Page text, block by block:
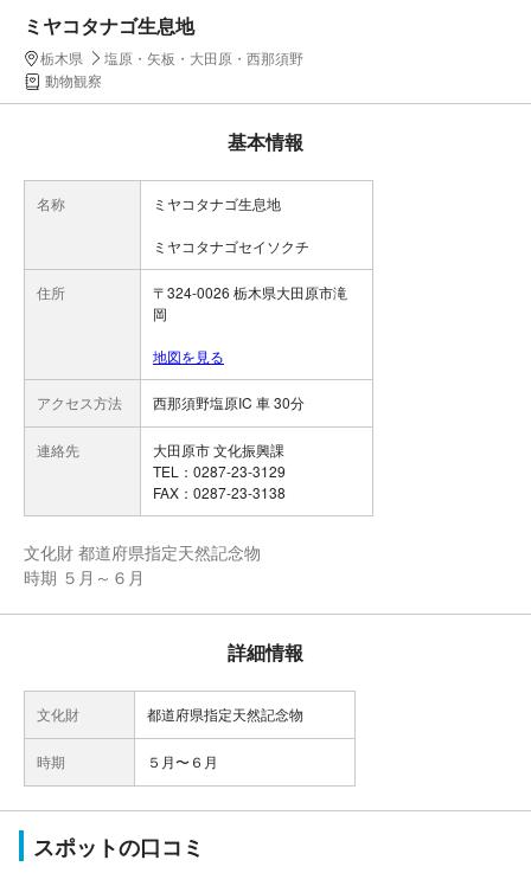
ミヤコタナゴ生息地
栃木県
塩原・矢板・大田原・西那須野
動物観察
基本情報
名称 ミヤコタナゴ生息地
ミヤコタナゴセイソクチ
住所
〒324-0026 栃木県大田原市滝
岡
地図を見る
アクセス方法 西那須野塩原IC 車 30分
連絡先
大田原市 文化振興課
TEL：0287-23-3129
FAX：0287-23-3138
文化財 都道府県指定天然記念物
時期 ５月～６月
詳細情報
文化財 都道府県指定天然記念物
時期 ５月〜６月
スポットの口コミ